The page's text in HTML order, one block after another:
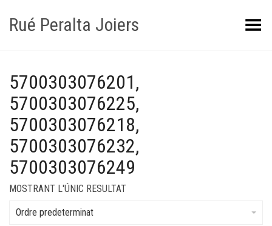
Rué Peralta Joiers Obrir/tancar el menú
5700303076201,
5700303076225,
5700303076218,
5700303076232,
5700303076249
MOSTRANT L'ÚNIC RESULTAT
Ordre predeterminat